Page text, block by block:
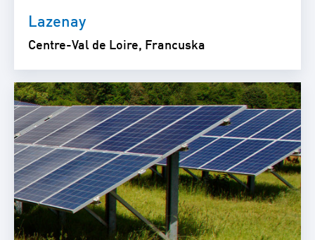
Lazenay
Centre-Val de Loire, Francuska